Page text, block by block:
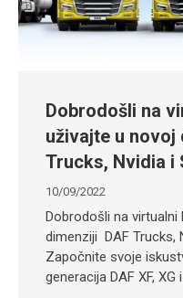
Dobrodošli na
uživajte u
Trucks, Nvidia i
10/09/2022
Dobrodošli na virtualni
dimenziji DAF Trucks,
Započnite svoje
generacija DAF XF,